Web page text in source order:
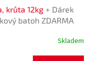
krůta 12kg + Dárek
batoh ZDARMA
Skladem